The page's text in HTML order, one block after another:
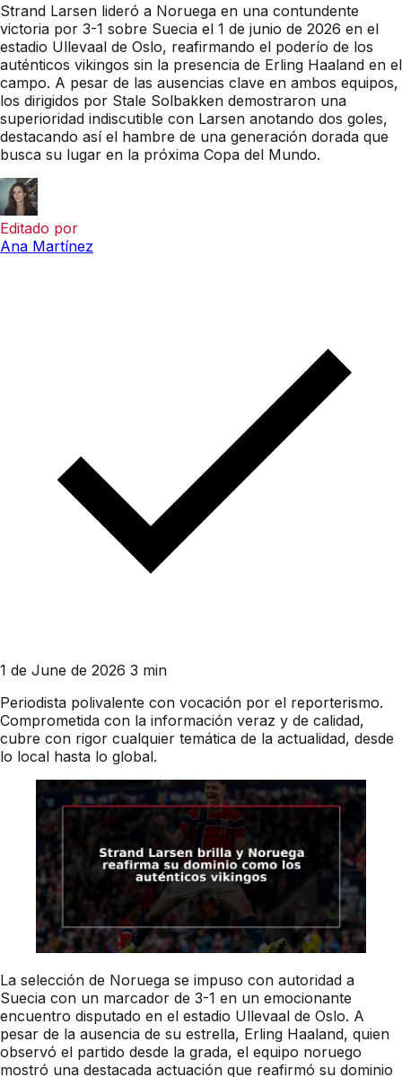
Strand Larsen lideró a Noruega en una contundente
victoria por 3-1 sobre Suecia el 1 de junio de 2026 en el
estadio Ullevaal de Oslo, reafirmando el poderío de los
auténticos vikingos sin la presencia de Erling Haaland en el
campo. A pesar de las ausencias clave en ambos equipos,
los dirigidos por Stale Solbakken demostraron una
superioridad indiscutible con Larsen anotando dos goles,
destacando así el hambre de una generación dorada que
busca su lugar en la próxima Copa del Mundo.
Editado por
Ana Martínez
1 de June de 2026 3 min
Periodista polivalente con vocación por el reporterismo.
Comprometida con la información veraz y de calidad,
cubre con rigor cualquier temática de la actualidad, desde
lo local hasta lo global.
La selección de Noruega se impuso con autoridad a
Suecia con un marcador de 3-1 en un emocionante
encuentro disputado en el estadio Ullevaal de Oslo. A
pesar de la ausencia de su estrella, Erling Haaland, quien
observó el partido desde la grada, el equipo noruego
mostró una destacada actuación que reafirmó su dominio